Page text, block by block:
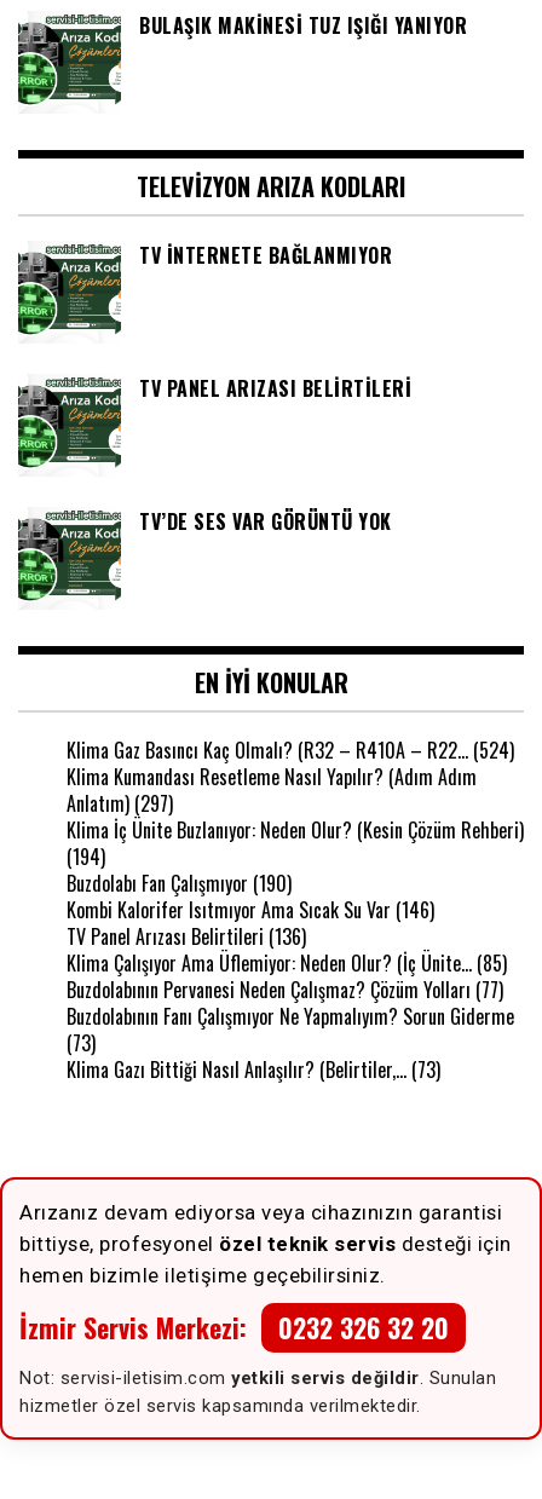
BULAŞIK MAKINESI TUZ IŞIĞI YANIYOR
TELEVIZYON ARIZA KODLARI
TV İNTERNETE BAĞLANMIYOR
TV PANEL ARIZASI BELIRTILERI
TV’DE SES VAR GÖRÜNTÜ YOK
EN IYI KONULAR
Klima Gaz Basıncı Kaç Olmalı? (R32 – R410A – R22… (524)
Klima Kumandası Resetleme Nasıl Yapılır? (Adım Adım
Anlatım) (297)
Klima İç Ünite Buzlanıyor: Neden Olur? (Kesin Çözüm Rehberi)
(194)
Buzdolabı Fan Çalışmıyor (190)
Kombi Kalorifer Isıtmıyor Ama Sıcak Su Var (146)
TV Panel Arızası Belirtileri (136)
Klima Çalışıyor Ama Üflemiyor: Neden Olur? (İç Ünite… (85)
Buzdolabının Pervanesi Neden Çalışmaz? Çözüm Yolları (77)
Buzdolabının Fanı Çalışmıyor Ne Yapmalıyım? Sorun Giderme
(73)
Klima Gazı Bittiği Nasıl Anlaşılır? (Belirtiler,… (73)
Arızanız devam ediyorsa veya cihazınızın garantisi
bittiyse, profesyonel özel teknik servis desteği için
hemen bizimle iletişime geçebilirsiniz.
İzmir Servis Merkezi: 0232 326 32 20
Not: servisi-iletisim.com yetkili servis değildir. Sunulan
hizmetler özel servis kapsamında verilmektedir.